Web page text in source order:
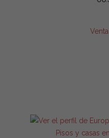
Venta
Pisos y casas